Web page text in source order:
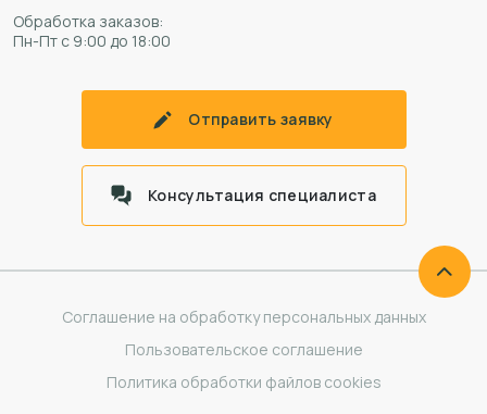
Обработка заказов:
Пн-Пт с 9:00 до 18:00
Отправить заявку
Консультация специалиста
Соглашение на обработку персональных данных
Пользовательское соглашение
Политика обработки файлов cookies